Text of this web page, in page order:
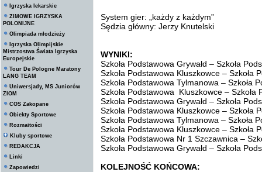
Igrzyska lekarskie
ZIMOWE IGRZYSKA
POLONIJNE
Olimpiada młodzieży
Igrzyska Olimpijskie
Mistrzostwa Świata Igrzyska
Europejskie
Tour De Pologne Maratony
LANG TEAM
Uniwersjady, MS Juniorów
ZIOM
COS Zakopane
Obiekty Sportowe
Rozmaitości
Kluby sportowe
REDAKCJA
Linki
Zapowiedzi
System gier: „każdy z każdym”
Sędzia główny: Jerzy Knutelski
WYNIKI:
Szkoła Podstawowa Grywałd – Szkoła
Szkoła Podstawowa Kluszkowce –
Szkoła Podstawowa Tylmanowa –
Szkoła Podstawowa Kluszkowce –
Szkoła Podstawowa Grywałd – Szkoła
Szkoła Podstawowa Kluszkowce –
Szkoła Podstawowa Tylmanowa –
Szkoła Podstawowa Kluszkowce – Szkoła
Szkoła Podstawowa Nr 1 Szczawnica –
Szkoła Podstawowa Grywałd – Szkoła
KOLEJNOŚĆ KOŃCOWA: